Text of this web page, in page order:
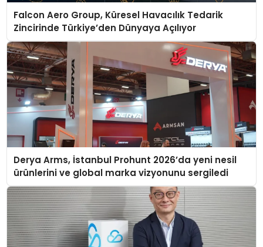
Falcon Aero Group, Küresel Havacılık Tedarik
Zincirinde Türkiye’den Dünyaya Açılıyor
Derya Arms, İstanbul Prohunt 2026’da yeni nesil
ürünlerini ve global marka vizyonunu sergiledi